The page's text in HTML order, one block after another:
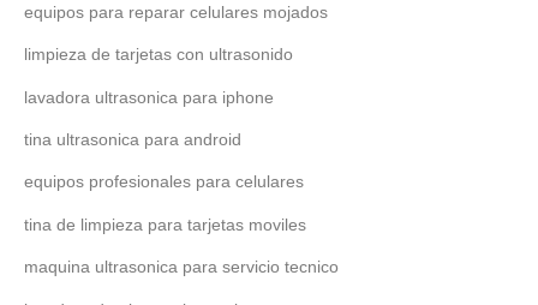
equipos para reparar celulares mojados
limpieza de tarjetas con ultrasonido
lavadora ultrasonica para iphone
tina ultrasonica para android
equipos profesionales para celulares
tina de limpieza para tarjetas moviles
maquina ultrasonica para servicio tecnico